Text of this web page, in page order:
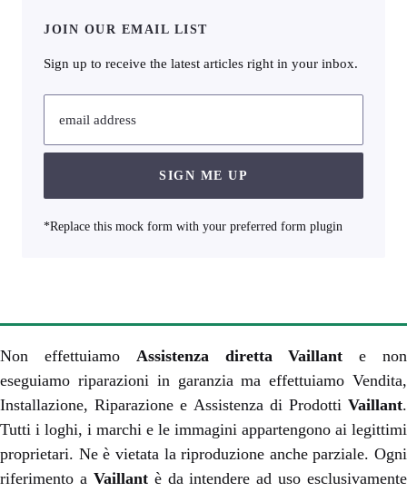
JOIN OUR EMAIL LIST
Sign up to receive the latest articles right in your inbox.
email address
SIGN ME UP
*Replace this mock form with your preferred form plugin
Non effettuiamo Assistenza diretta Vaillante non
eseguiamo riparazioni in garanzia ma effettuiamo Vendita,
Installazione, Riparazione e Assistenza di Prodotti Vaillant.
Tutti i loghi, i marchi e le immagini appartengono ai legittimi
proprietari. Ne è vietata la riproduzione anche parziale. Ogni
riferimento a Vaillant è da intendere ad uso esclusivamente